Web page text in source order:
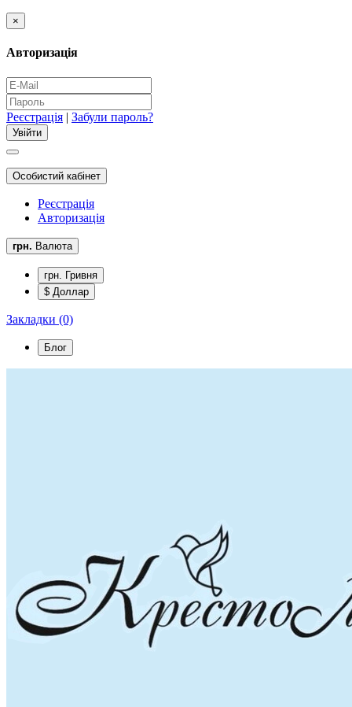
×
Авторизація
Реєстрація | Забули пароль?
Особистий кабінет
Реєстрація
Авторизація
грн. Валюта
грн. Гривня
$ Доллар
Закладки (0)
Блог